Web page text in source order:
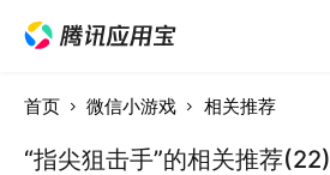
首页 微信小游戏 相关推荐
“指尖狙击手”的相关推荐(22)